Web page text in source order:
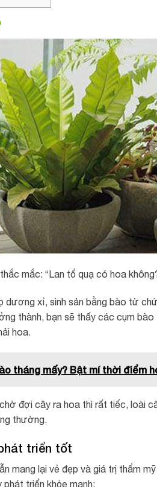
mắc: “Lan tổ quạ có hoa
dương xỉ, sinh sản bằng bào tử
thành, bạn sẽ thấy các cụm
hoa.
tháng mấy? Bật mí thời điểm
đợi cây ra hoa thì rất tiếc, loài
thường.
triển tốt
mang lại vẻ đẹp và giá trị thẩm
triển khỏe mạnh: